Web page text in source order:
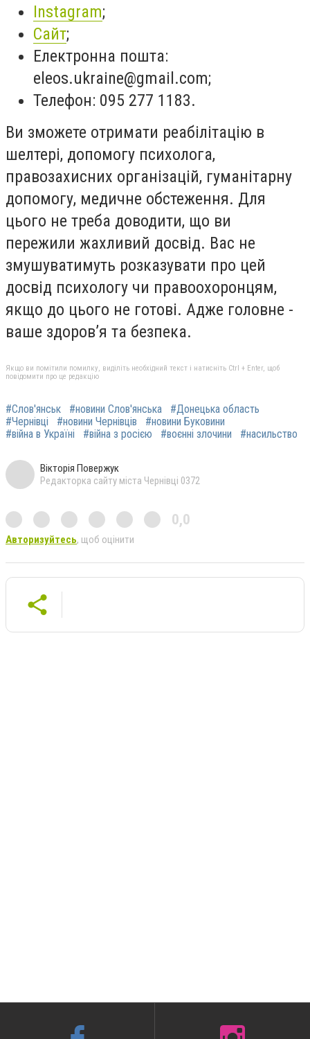
Instagram;
Сайт;
Електронна пошта:
eleos.ukraine@gmail.com;
Телефон: 095 277 1183.
Ви зможете отримати реабілітацію в
шелтері, допомогу психолога,
правозахисних організацій, гуманітарну
допомогу, медичне обстеження. Для
цього не треба доводити, що ви
пережили жахливий досвід. Вас не
змушуватимуть розказувати про цей
досвід психологу чи правоохоронцям,
якщо до цього не готові. Адже головне -
ваше здоровʼя та безпека.
Якщо ви помітили помилку, виділіть необхідний текст і натисніть Ctrl + Enter, щоб
повідомити про це редакцію
#Слов'янськ #новини Слов'янська
#Донецька область
#Чернівці
#новини Чернівців
#новини Буковини
#війна в Україні
#війна з росією #воєнні злочини #насильство
Вікторія Повержук
Редакторка сайту міста Чернівці 0372
0,0
Авторизуйтесь, щоб оцінити